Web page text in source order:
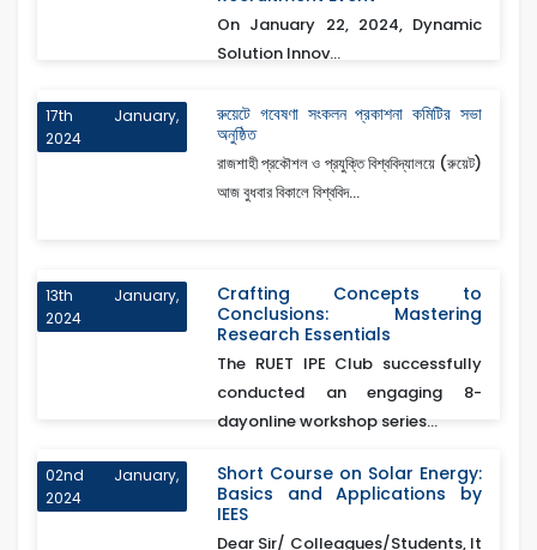
On January 22, 2024, Dynamic
Solution Innov...
17th January,
2024
রুয়েটে গবেষণা সংকলন প্রকাশনা কমিটির সভা
অনুষ্ঠিত
রাজশাহী প্রকৌশল ও প্রযুক্তি বিশ্ববিদ্যালয়ে (রুয়েট)
আজ বুধবার বিকালে বিশ্ববিদ...
13th January,
2024
Crafting Concepts to
Conclusions: Mastering
Research Essentials
The RUET IPE Club successfully
conducted an engaging 8-
dayonline workshop series...
02nd January,
2024
Short Course on Solar Energy:
Basics and Applications by
IEES
Dear Sir/ Colleagues/Students, It